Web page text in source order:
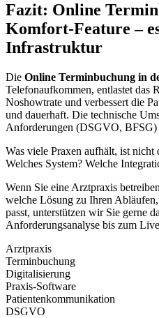
Fazit: Online
Komfort-Feature –
Infrastruktur
Die Online Terminbuchung in
Telefonaufkommen, entlastet das
Noshowtrate und verbessert die
und dauerhaft. Die technische
Anforderungen (DSGVO, BFSG)
Was viele Praxen aufhält, ist nicht
Welches System? Welche
Wenn Sie eine Arztpraxis
welche Lösung zu Ihren
passt, unterstützen wir Sie gerne
Anforderungsanalyse bis zum
Arztpraxis
Terminbuchung
Digitalisierung
Praxis-Software
Patientenkommunikation
DSGVO